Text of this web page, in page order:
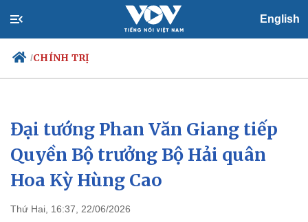
English
/CHÍNH TRỊ
Chính trị
Đảng
Tổ chức nhân sự
Quốc hội
Nhận diện sự thật
Xã hội
Tin 24h
Dự báo thời tiết
Đại tướng Phan Văn Giang tiếp
Quyền Bộ trưởng Bộ Hải quân
Hoa Kỳ Hùng Cao
Thứ Hai, 16:37, 22/06/2026